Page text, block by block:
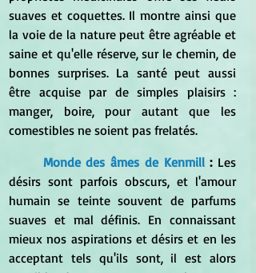
suaves et coquettes. Il montre ainsi que
la voie de la nature peut être agréable et
saine et qu'elle réserve, sur le chemin, de
bonnes surprises. La santé peut aussi
être acquise par de simples plaisirs :
manger, boire, pour autant que les
comestibles ne soient pas frelatés.
Monde des âmes de Kenmill : Les
désirs sont parfois obscurs, et l'amour
humain se teinte souvent de parfums
suaves et mal définis. En connaissant
mieux nos aspirations et désirs et en les
acceptant tels qu'ils sont, il est alors